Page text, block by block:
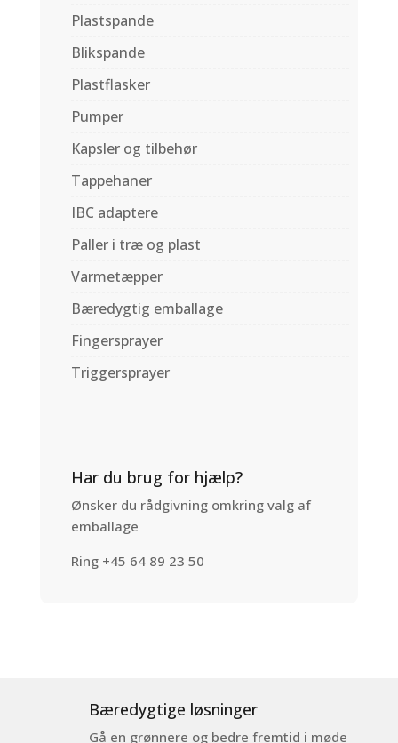
Plastspande
Blikspande
Plastflasker
Pumper
Kapsler og tilbehør
Tappehaner
IBC adaptere
Paller i træ og plast
Varmetæpper
Bæredygtig emballage
Fingersprayer
Triggersprayer
Har du brug for hjælp?
Ønsker du rådgivning omkring valg af
emballage
Ring +45 64 89 23 50
Bæredygtige løsninger
Gå en grønnere og bedre fremtid i møde